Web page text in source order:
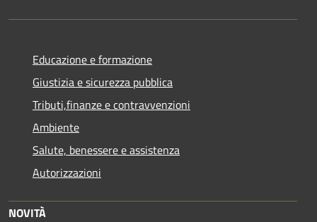
Educazione e formazione
Giustizia e sicurezza pubblica
Tributi,finanze e contravvenzioni
Ambiente
Salute, benessere e assistenza
Autorizzazioni
NOVITÀ